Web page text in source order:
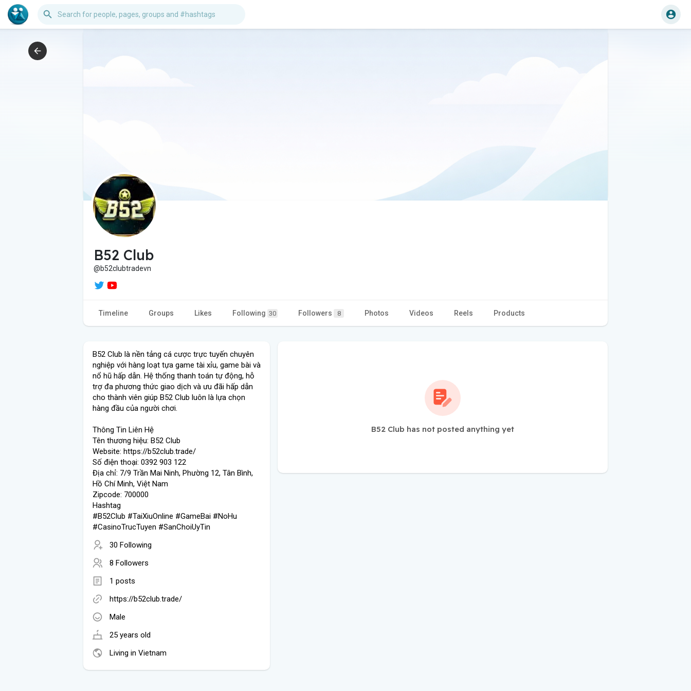
B52 Club
@b52clubtradevn
Timeline Groups Likes Following 30 Followers 8 Photos Videos Reels Products
B52 Club là nền tảng cá cược trực tuyến chuyên
nghiệp với hàng loạt tựa game tài xỉu, game bài và
nổ hũ hấp dẫn. Hệ thống thanh toán tự động, hỗ
trợ đa phương thức giao dịch và ưu đãi hấp dẫn
cho thành viên giúp B52 Club luôn là lựa chọn
hàng đầu của người chơi.
Thông Tin Liên Hệ
Tên thương hiệu: B52 Club
Website: https://b52club.trade/
Số điện thoại: 0392 903 122
Địa chỉ: 7/9 Trần Mai Ninh, Phường 12, Tân Bình,
Hồ Chí Minh, Việt Nam
Zipcode: 700000
Hashtag
#B52Club #TaiXiuOnline #GameBai #NoHu
#CasinoTrucTuyen #SanChoiUyTin
30 Following
8 Followers
1 posts
https://b52club.trade/
Male
25 years old
Living in Vietnam
B52 Club has not posted anything yet